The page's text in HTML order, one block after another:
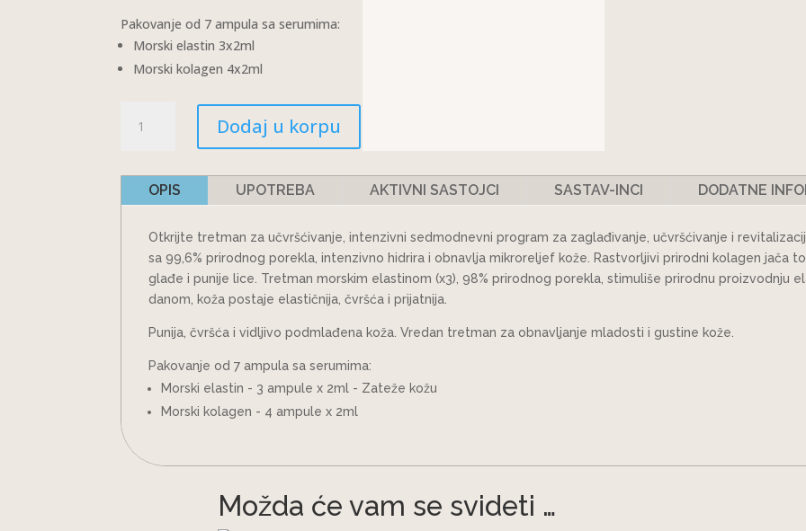
Pakovanje od 7 ampula sa serumima:
Morski elastin 3x2ml
Morski kolagen 4x2ml
AMPULA:
CELESTE
(ELASTIN+KOLAGEN)
Dodaj u korpu
OPIS UPOTREBA AKTIVNI SASTOJCI SASTAV-INCI DODATNE
Otkrijte tretman za učvršćivanje, intenzivni sedmodnevni program za zaglađivanje, učvršćivanje i
sa 99,6% prirodnog porekla, intenzivno hidrira i obnavlja mikroreljef kože. Rastvorljivi prirodni kolagen jača
glađe i punije lice. Tretman morskim elastinom (x3), 98% prirodnog porekla, stimuliše prirodnu proizvodnju
danom, koža postaje elastičnija, čvršća i prijatnija.
Punija, čvršća i vidljivo podmlađena koža. Vredan tretman za obnavljanje mladosti i gustine kože.
Pakovanje od 7 ampula sa serumima:
Morski elastin - 3 ampule x 2ml - Zateže kožu
Morski kolagen - 4 ampule x 2ml
Možda će vam se svideti …